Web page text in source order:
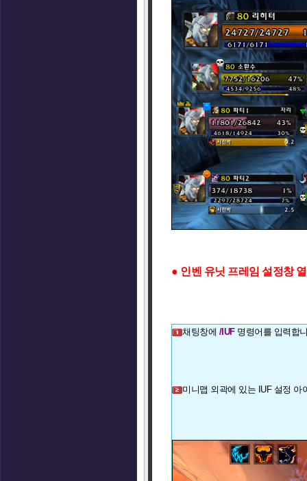
● 인벤 유닛 프레임 설정창
채팅창에 /IUF명령어를 입력합
미니맵 외곽에 있는 IUF 설정 아